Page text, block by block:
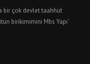
bir çok devlet taahhüt
birikimimini Mbs Yapı'